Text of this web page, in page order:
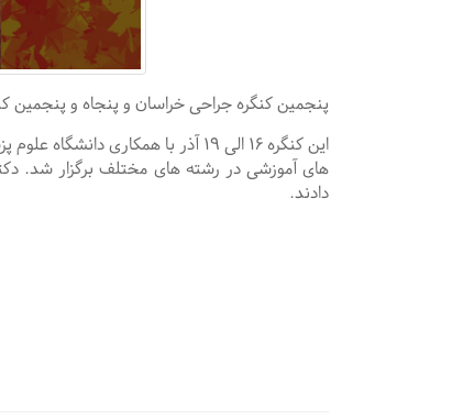
پنجمین کنگره جراحی خراسان و پنجاه و پنجمین
این کنگره ۱۶ الی ۱۹ آذر با
های آموزشی در رشته های مختلف برگزار شد.
دادند.